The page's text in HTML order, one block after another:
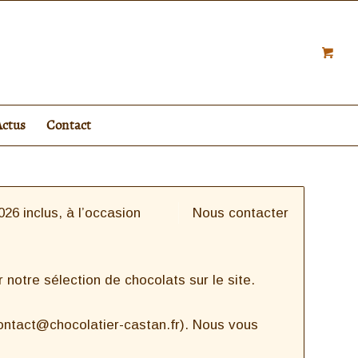
Contact
Nous contacter
inclus, à l’occasion
notre sélection de chocolats sur le site.
castan.fr). Nous vous